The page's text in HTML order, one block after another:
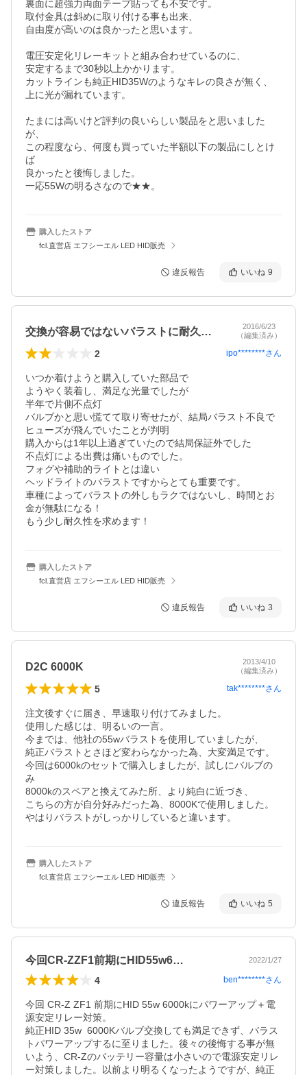
裏面に超強力両面テープ貼っても不安です。
取付金具は斜めに取り付ける事も出来、
自由度が高いのは良かったと思います。
電圧安定化リレーキットと組み合わせているのに、
安定するまで30秒以上かかります。
カットラインも純正HID35Wのようなキレの良さが無く、
上に光が漏れています。
たまには高いけど評判の良いらしい製品をと思いました
が、
この程度なら、何度も買っていた半額以下の製品にしとけ
ば
良かったと後悔しました。
一応55Wの明るさなので★★。
購入したストア
fcl.直営店 エフシーエル LED HID販売
違反報告 いいね 9
交換が容易ではないバラストに耐久性を！
2016/6/23
（編集済み）
2 ipo********さん
いつか着けようと購入していた部品で
ようやく装着し、満足な光量でしたが
半年で片側不点灯
バルブかと思い慌てて取り寄せたが、結局バラスト不良で
ヒューズが飛んでいたことが判明
購入からは1年以上過ぎていたので結局保証外でした
不点灯による出費は痛いものでした。
フォグや補助的ライトとは違い
ヘッドライトのバラストですからとても重要です。
車種によってバラストの外しもラクではないし、時間とお
金が無駄になる！
もう少し耐久性を求めます！
購入したストア
fcl.直営店 エフシーエル LED HID販売
違反報告 いいね 3
D2C 6000K
2013/4/10
（編集済み）
5 tak********さん
注文後すぐに届き、早速取り付けてみました。
使用した感じは、明るいの一言。
今までは、他社の55wバラストを使用していましたが、
純正バラストとさほど変わらなかった為、大変満足です。
今回は6000kのセットで購入しましたが、試しにバルブの
み
8000kのスペアと換えてみた所、より純白に近づき、
こちらの方が自分好みだった為、8000Kで使用しました。
やはりバラストがしっかりしていると違います。
購入したストア
fcl.直営店 エフシーエル LED HID販売
違反報告 いいね 5
今回CR-ZZF1前期にHID55w6… 2022/1/27
4 ben********さん
今回 CR-Z ZF1 前期にHID 55w 6000kにパワーアップ＋電
源安定リレー対策。
純正HID 35w  6000Kバルブ交換しても満足できず、バラス
トパワーアップするに至りました。後々の後悔する事が無
いよう、CR-Zのバッテリー容量は小さいので電源安定リレ
ー対策しました。以前より明るくなったようですが、純正